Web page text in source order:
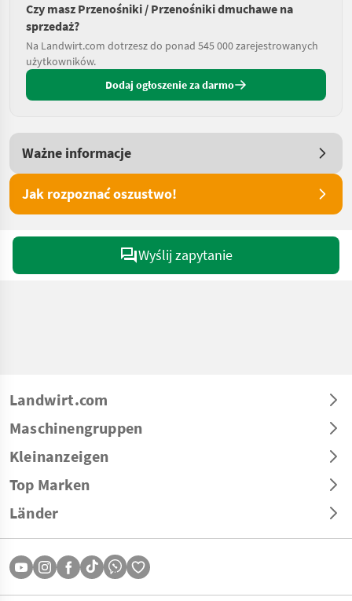
Czy masz Przenośniki / Przenośniki dmuchawe na
sprzedaż?
Na Landwirt.com dotrzesz do ponad 545 000 zarejestrowanych
użytkowników.
Dodaj ogłoszenie za darmo
Ważne informacje
Jak rozpoznać oszustwo!
Wyślij zapytanie
Landwirt.com
Maschinengruppen
Kleinanzeigen
Top Marken
Länder